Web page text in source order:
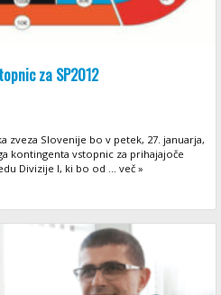
za SP2012
zveza Slovenije bo v petek, 27. januarja,
kontingenta vstopnic za prihajajoče
Divizije I, ki bo od ... več »